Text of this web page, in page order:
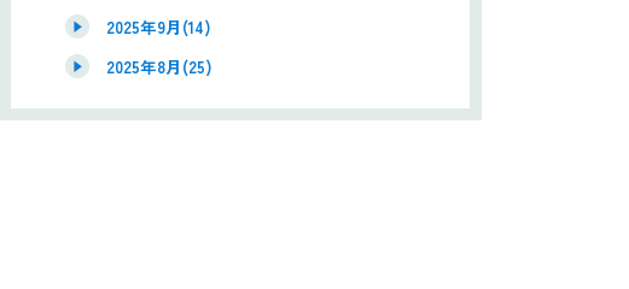
2025年9月(14)
2025年8月(25)